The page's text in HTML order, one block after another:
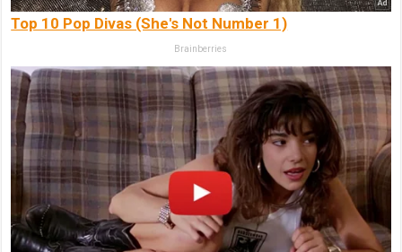
Top 10 Pop Divas (She's Not Number 1)
Brainberries